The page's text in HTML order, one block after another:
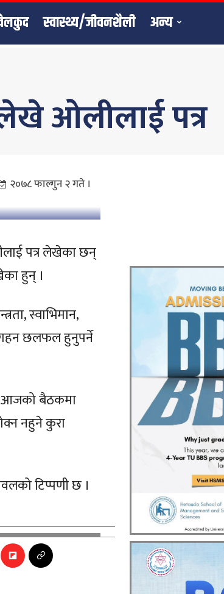
स्वास्थ्य/जीवनशैली अन्य
ओलीलाई पत्र
२०७८ फाल्गुन २ गते ।
पत्र लेखेका छन्
हुन् ।
स्वाभिमान,
छलफल हुनुपर्ने
आजको बैठकमा
नहुने कुरा
टिप्पणी छ ।